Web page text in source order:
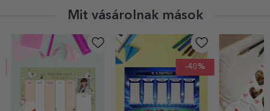
Mit vásárolnak mások
-40%